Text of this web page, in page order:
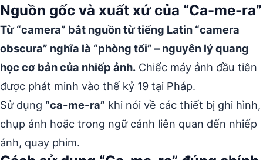
Nguồn gốc và xuất xứ của “Ca-me-ra”
Từ “camera” bắt nguồn từ tiếng Latin “camera
obscura” nghĩa là “phòng tối” – nguyên lý quang
học cơ bản của nhiếp ảnh. Chiếc máy ảnh đầu tiên
được phát minh vào thế kỷ 19 tại Pháp.
Sử dụng “ca-me-ra” khi nói về các thiết bị ghi hình,
chụp ảnh hoặc trong ngữ cảnh liên quan đến nhiếp
ảnh, quay phim.